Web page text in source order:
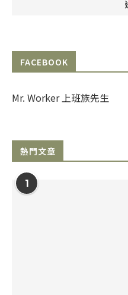
FACEBOOK
Mr. Worker 上班族先生
熱門文章
1